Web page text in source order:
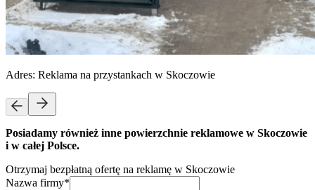
Adres: Reklama na przystankach w Skoczowie
Posiadamy również inne powierzchnie reklamowe w Skoczowie
i w całej Polsce.
Otrzymaj bezpłatną ofertę na reklamę w Skoczowie
Nazwa firmy*